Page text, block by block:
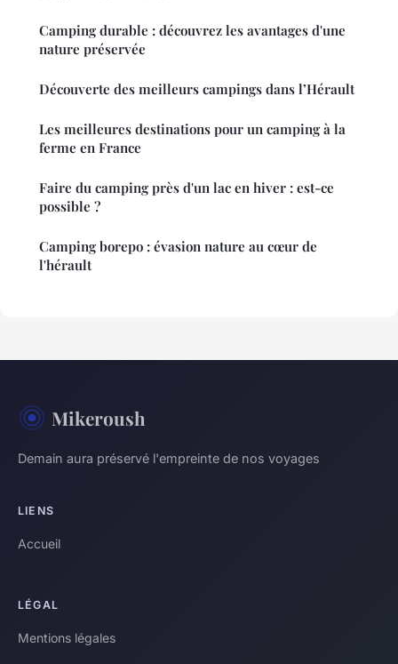
Camping durable : découvrez les avantages d'une
nature préservée
Découverte des meilleurs campings dans l’Hérault
Les meilleures destinations pour un camping à la
ferme en France
Faire du camping près d'un lac en hiver : est-ce
possible ?
Camping borepo : évasion nature au cœur de
l'hérault
Mikeroush
Demain aura préservé l'empreinte de nos voyages
LIENS
Accueil
LÉGAL
Mentions légales